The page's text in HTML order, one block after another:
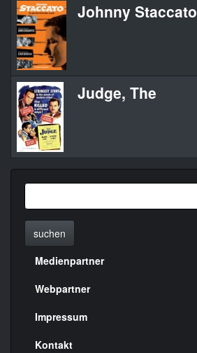
Johnny Staccato
Judge, The
suchen
Menülinks
rechte
Seite
Medienpartner
Webpartner
Impressum
Kontakt